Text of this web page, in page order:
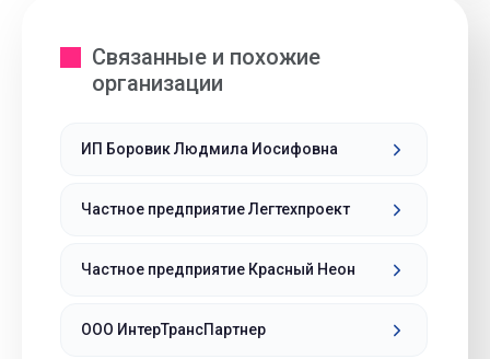
Связанные и похожие
организации
ИП Боровик Людмила Иосифовна
Частное предприятие Легтехпроект
Частное предприятие Красный Неон
ООО ИнтерТрансПартнер